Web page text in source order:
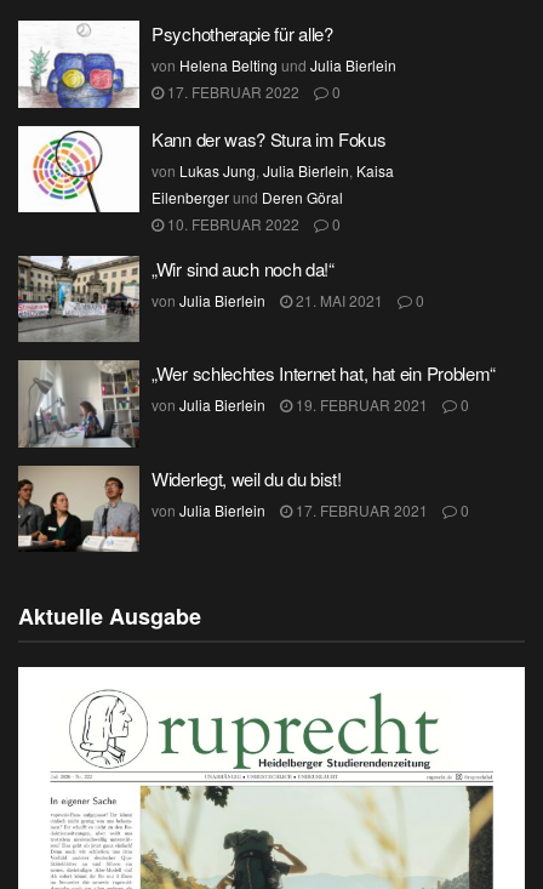
Psychotherapie für alle?
von Helena Belting und Julia Bierlein
17. FEBRUAR 2022
0
Kann der was? Stura im Fokus
von Lukas Jung, Julia Bierlein, Kaisa
Eilenbergerund Deren Göral
10. FEBRUAR 2022
0
„Wir sind auch noch da!“
von Julia Bierlein 21. MAI 2021 0
„Wer schlechtes Internet hat, hat ein Problem“
von Julia Bierlein 19. FEBRUAR 2021 0
Widerlegt, weil du du bist!
von Julia Bierlein 17. FEBRUAR 2021 0
Aktuelle Ausgabe